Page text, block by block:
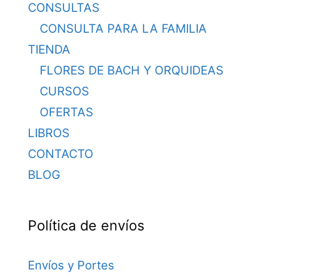
CONSULTAS
CONSULTA PARA LA FAMILIA
TIENDA
FLORES DE BACH Y ORQUIDEAS
CURSOS
OFERTAS
LIBROS
CONTACTO
BLOG
Política de envíos
Envíos y Portes